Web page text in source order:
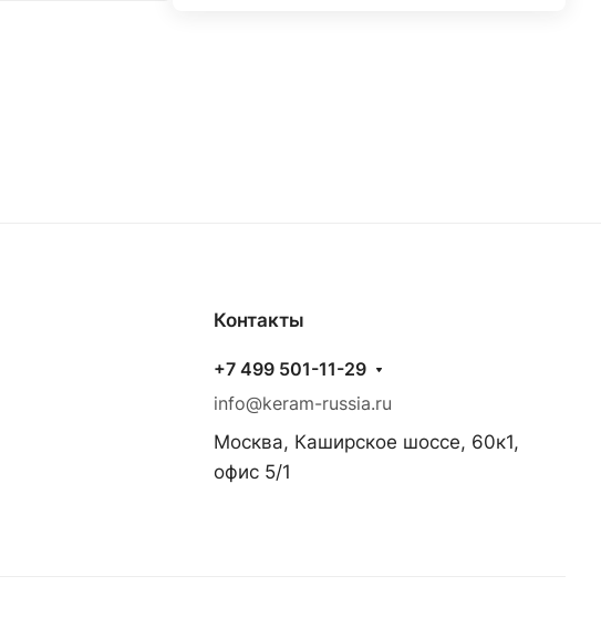
Контакты
+7 499 501-11-29
info@keram-russia.ru
Москва, Каширское шоссе, 60к1,
офис 5/1